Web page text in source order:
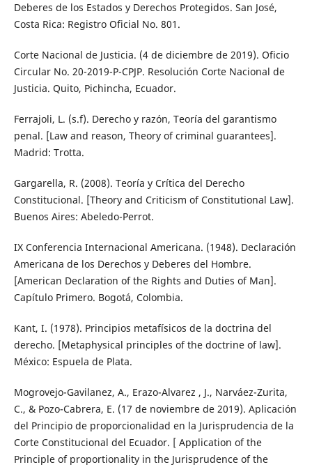
Deberes de los Estados y Derechos Protegidos. San José,
Costa Rica: Registro Oficial No. 801.
Corte Nacional de Justicia. (4 de diciembre de 2019). Oficio
Circular No. 20-2019-P-CPJP. Resolución Corte Nacional de
Justicia. Quito, Pichincha, Ecuador.
Ferrajoli, L. (s.f). Derecho y razón, Teoría del garantismo
penal. [Law and reason, Theory of criminal guarantees].
Madrid: Trotta.
Gargarella, R. (2008). Teoría y Crítica del Derecho
Constitucional. [Theory and Criticism of Constitutional Law].
Buenos Aires: Abeledo-Perrot.
IX Conferencia Internacional Americana. (1948). Declaración
Americana de los Derechos y Deberes del Hombre.
[American Declaration of the Rights and Duties of Man].
Capítulo Primero. Bogotá, Colombia.
Kant, I. (1978). Principios metafísicos de la doctrina del
derecho. [Metaphysical principles of the doctrine of law].
México: Espuela de Plata.
Mogrovejo-Gavilanez, A., Erazo-Alvarez , J., Narváez-Zurita,
C., & Pozo-Cabrera, E. (17 de noviembre de 2019). Aplicación
del Principio de proporcionalidad en la Jurisprudencia de la
Corte Constitucional del Ecuador. [ Application of the
Principle of proportionality in the Jurisprudence of the